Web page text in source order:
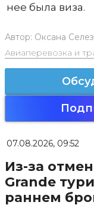
нее была виза.
Автор: Оксана
Авиаперевозка и
07.08.2026, 09:52
Из-за
Grande
раннем